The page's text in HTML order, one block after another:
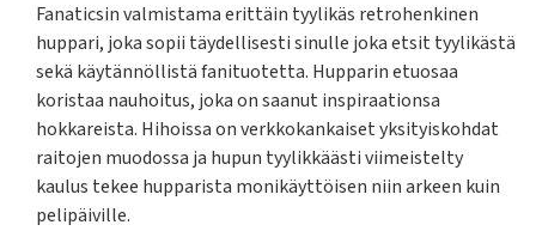
Fanaticsin valmistama erittäin tyylikäs retrohenkinen
huppari, joka sopii täydellisesti sinulle joka etsit tyylikästä
sekä käytännöllistä fanituotetta. Hupparin etuosaa
koristaa nauhoitus, joka on saanut inspiraationsa
hokkareista. Hihoissa on verkkokankaiset yksityiskohdat
raitojen muodossa ja hupun tyylikkäästi viimeistelty
kaulus tekee hupparista monikäyttöisen niin arkeen kuin
pelipäiville.